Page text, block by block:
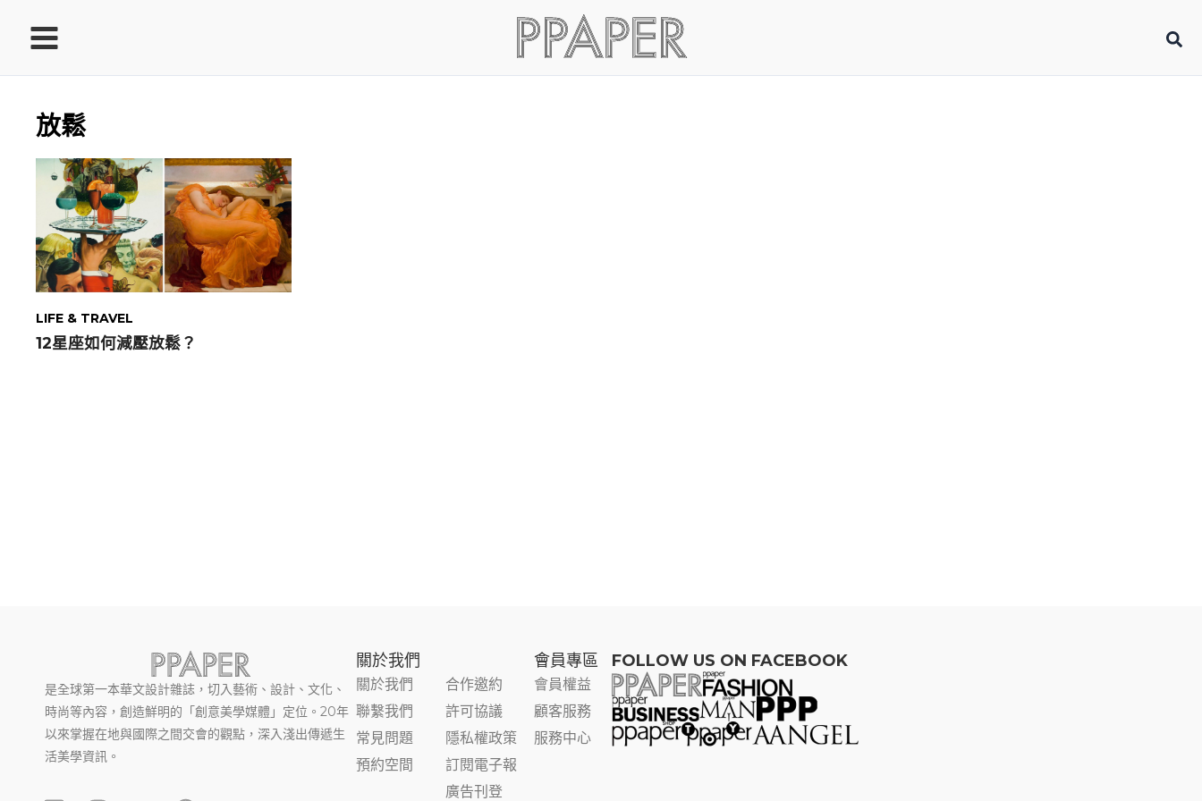
要
放鬆
LIFE & TRAVEL
12星座如何減壓放鬆？
是全球第一本華文設計雜誌，切入藝術、設計、文化、
時尚等內容，創造鮮明的「創意美學媒體」定位。20年
以來掌握在地與國際之間交會的觀點，深入淺出傳遞生
活美學資訊。
關於我們
關於我們
聯繫我們
常見問題
預約空間
合作邀約
許可協議
隱私權政策
訂閱電子報
廣告刊登
會員專區​
會員權益
顧客服務
服務中心
FOLLOW US ON FACEBOOK